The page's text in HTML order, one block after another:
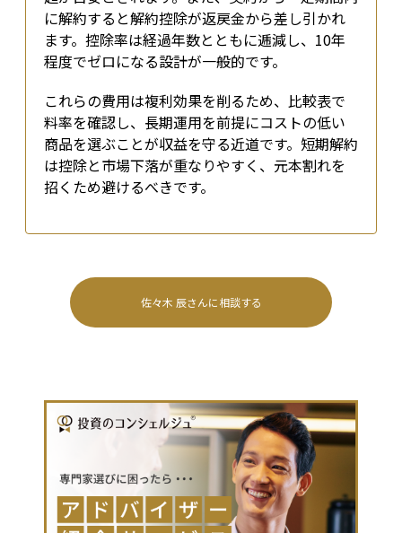
に解約すると解約控除が返戻金から差し引かれ
ます。控除率は経過年数とともに逓減し、10年
程度でゼロになる設計が一般的です。
これらの費用は複利効果を削るため、比較表で
料率を確認し、長期運用を前提にコストの低い
商品を選ぶことが収益を守る近道です。短期解約
は控除と市場下落が重なりやすく、元本割れを
招くため避けるべきです。
佐々木 辰さんに相談する